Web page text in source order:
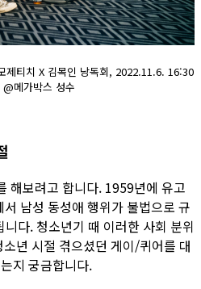
티치 X 김목인 낭독회, 2022.11.6. 16:30
메가박스 성수
해보려고 합니다. 1959년에 유고
남성 동성애 행위가 불법으로 규
다. 청소년기 때 이러한 사회 분위
년 시절 겪으셨던 게이/퀴어를 대
지 궁금합니다.